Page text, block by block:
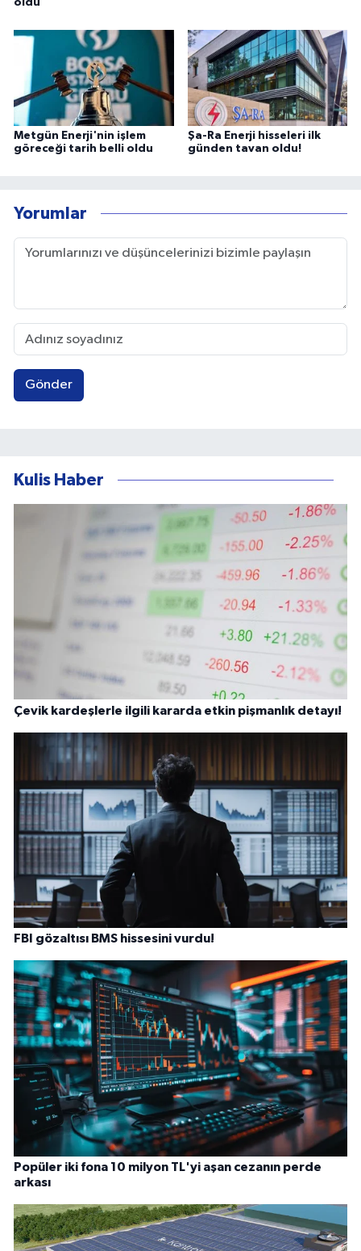
oldu
Metgün Enerji'nin işlem
göreceği tarih belli oldu
Şa-Ra Enerji hisseleri ilk
günden tavan oldu!
Yorumlar
Gönder
Kulis Haber
Çevik kardeşlerle ilgili kararda etkin pişmanlık detayı!
FBI gözaltısı BMS hissesini vurdu!
Popüler iki fona 10 milyon TL'yi aşan cezanın perde
arkası